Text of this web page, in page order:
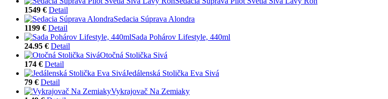
1549 € Detail
Sedacia Súprava Alondra
1199 € Detail
Sada Pohárov Lifestyle, 440ml
24.95 € Detail
Otočná Stolička Sivá
174 € Detail
Jedálenská Stolička Eva Sivá
79 € Detail
Vykrajovač Na Zemiaky